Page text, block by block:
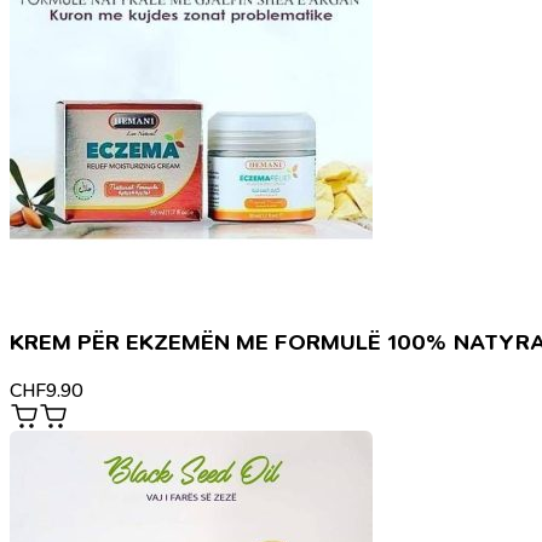
KREM PËR EKZEMËN ME FORMULË 100%
CHF9.90